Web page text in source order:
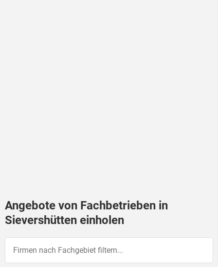
Angebote von Fachbetrieben in
Sievershütten einholen